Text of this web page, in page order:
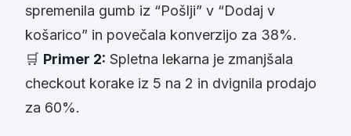
spremenila gumb iz “Pošlji” v “Dodaj v
košarico” in povečala konverzijo za 38%.
🛒 Primer 2: Spletna lekarna je zmanjšala
checkout korake iz 5 na 2 in dvignila prodajo
za 60%.